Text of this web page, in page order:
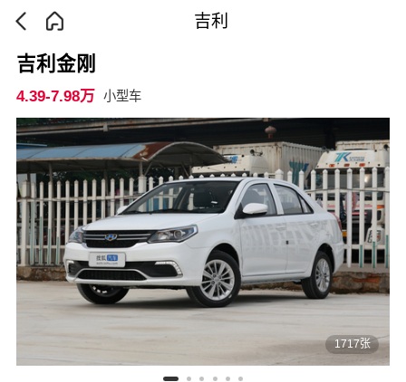
吉利
1717张
吉利金刚
4.39-7.98万 小型车